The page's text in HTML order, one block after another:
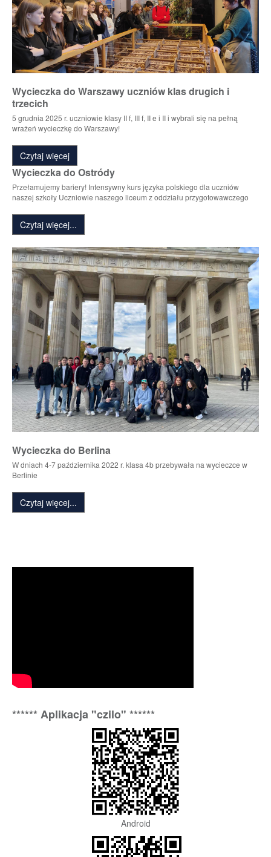
Wycieczka do Warszawy uczniów klas drugich i
trzecich
5 grudnia 2025 r. uczniowie klasy II f, III f, II e i II i wybrali się na pełną
wrażeń wycieczkę do Warszawy!
Czytaj więcej
Wycieczka do Ostródy
Przełamujemy bariery! Intensywny kurs języka polskiego dla uczniów
naszej szkoły Uczniowie naszego liceum z oddziału przygotowawczego
Czytaj więcej...
Wycieczka do Berlina
W dniach 4-7 października 2022 r. klasa 4b przebywała na wycieczce w
Berlinie
Czytaj więcej...
****** Aplikacja "czilo" ******
Android